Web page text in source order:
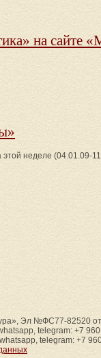
на сайте
неделе (04.01.09-
Эл №ФС77-82520
telegram: +7
telegram: +7